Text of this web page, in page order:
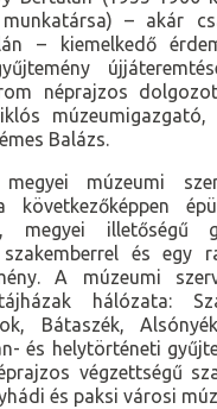
munkatársa) – akár
– kiemelkedő
néprajzos
múzeumigazgató,
Balázs.
múzeumi
következőképpen
megyei illetőségű
és egy
A múzeumi
hálózata:
Bátaszék,
és helytörténeti
végzettségű
és paksi városi